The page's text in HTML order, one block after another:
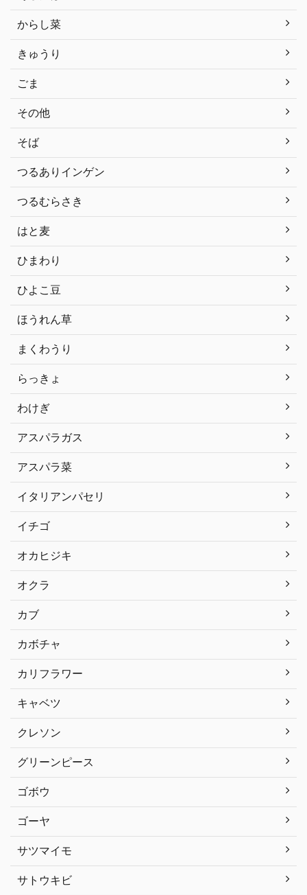
からし菜
きゅうり
ごま
その他
そば
つるありインゲン
つるむらさき
はと麦
ひまわり
ひよこ豆
ほうれん草
まくわうり
らっきょ
わけぎ
アスパラガス
アスパラ菜
イタリアンパセリ
イチゴ
オカヒジキ
オクラ
カブ
カボチャ
カリフラワー
キャベツ
クレソン
グリーンピース
ゴボウ
ゴーヤ
サツマイモ
サトウキビ